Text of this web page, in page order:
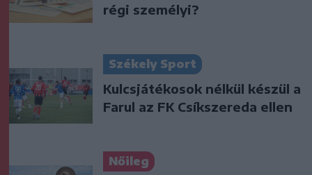
régi személyi?
Székely Sport
Kulcsjátékosok nélkül készül a
Farul az FK Csíkszereda ellen
Nőileg